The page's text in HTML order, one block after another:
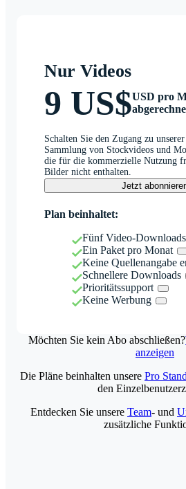
Nur Videos
9 US$USD pro
Schalten Sie den Zugang zu unserer
Sammlung von Stockvideos und
die für die kommerzielle Nutzung
Bilder nicht enthalten.
Jetzt
Plan beinhaltet:
Fünf Video-
Ein Paket pro Monat
Keine Quellenangabe
Schnellere Downloads
Prioritätssupport
Keine Werbung
Möchten Sie kein Abo abschließen?
anzeigen
Die Pläne beinhalten unsere Pro
den
Entdecken Sie unsere Team- und
zusätzliche